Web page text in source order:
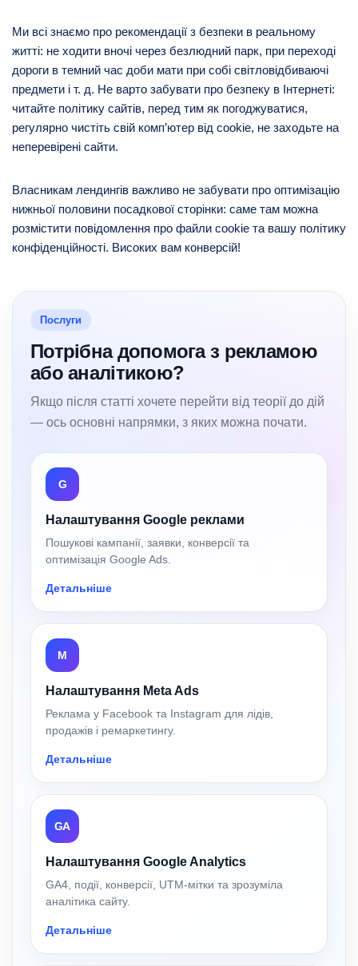
Ми всі знаємо про рекомендації з безпеки в реальному
житті: не ходити вночі через безлюдний парк, при переході
дороги в темний час доби мати при собі світловідбиваючі
предмети і т. д. Не варто забувати про безпеку в Інтернеті:
читайте політику сайтів, перед тим як погоджуватися,
регулярно чистіть свій комп’ютер від cookie, не заходьте на
неперевірені сайти.
Власникам лендингів важливо не забувати про оптимізацію
нижньої половини посадкової сторінки: саме там можна
розмістити повідомлення про файли cookie та вашу політику
конфіденційності. Високих вам конверсій!
Послуги
Потрібна допомога з рекламою
або аналітикою?
Якщо після статті хочете перейти від теорії до дій
— ось основні напрямки, з яких можна почати.
G
Налаштування Google реклами
Пошукові кампанії, заявки, конверсії та
оптимізація Google Ads.
Детальніше
M
Налаштування Meta Ads
Реклама у Facebook та Instagram для лідів,
продажів і ремаркетингу.
Детальніше
GA
Налаштування Google Analytics
GA4, події, конверсії, UTM-мітки та зрозуміла
аналітика сайту.
Детальніше